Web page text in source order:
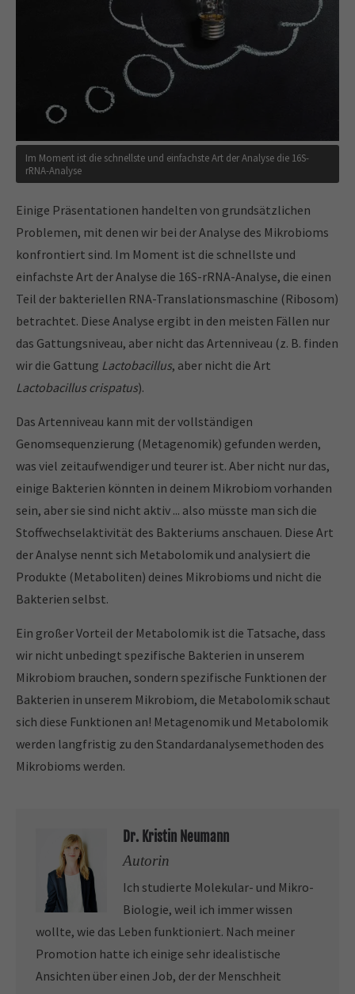
Im Moment ist die schnellste und einfachste Art der Analyse die 16S-
rRNA-Analyse
Einige Präsentationen handelten von grundsätzlichen
Problemen, mit denen wir bei der Analyse des Mikrobioms
konfrontiert sind. Im Moment ist die schnellste und
einfachste Art der Analyse die 16S-rRNA-Analyse, die einen
Teil der bakteriellen RNA-Translationsmaschine (Ribosom)
betrachtet. Diese Analyse ergibt in den meisten Fällen nur
das Gattungsniveau, aber nicht das Artenniveau (z. B. finden
wir die Gattung Lactobacillus, aber nicht die Art
Lactobacillus crispatus).
Das Artenniveau kann mit der vollständigen
Genomsequenzierung (Metagenomik) gefunden werden,
was viel zeitaufwendiger und teurer ist. Aber nicht nur das,
einige Bakterien könnten in deinem Mikrobiom vorhanden
sein, aber sie sind nicht aktiv ... also müsste man sich die
Stoffwechselaktivität des Bakteriums anschauen. Diese Art
der Analyse nennt sich Metabolomik und analysiert die
Produkte (Metaboliten) deines Mikrobioms und nicht die
Bakterien selbst.
Ein großer Vorteil der Metabolomik ist die Tatsache, dass
wir nicht unbedingt spezifische Bakterien in unserem
Mikrobiom brauchen, sondern spezifische Funktionen der
Bakterien in unserem Mikrobiom, die Metabolomik schaut
sich diese Funktionen an! Metagenomik und Metabolomik
werden langfristig zu den Standardanalysemethoden des
Mikrobioms werden.
Dr. Kristin Neumann
Autorin
Ich studierte Molekular- und Mikro-
Biologie, weil ich immer wissen
wollte, wie das Leben funktioniert. Nach meiner
Promotion hatte ich einige sehr idealistische
Ansichten über einen Job, der der Menschheit